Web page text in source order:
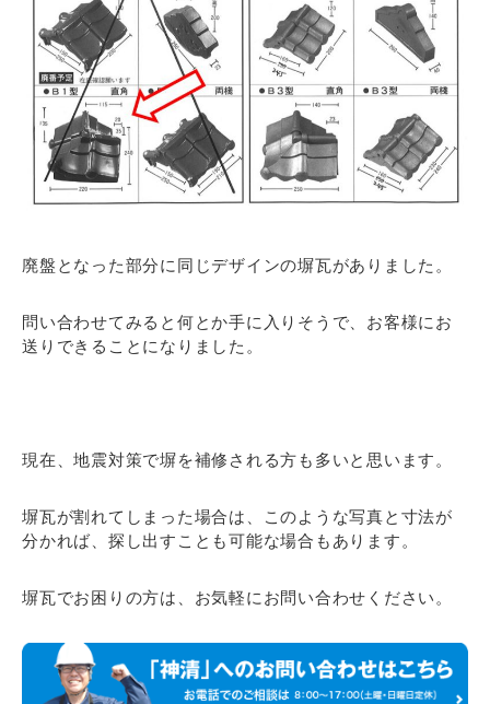
廃盤となった部分に同じデザインの塀瓦がありました。
問い合わせてみると何とか手に入りそうで、お客様にお
送りできることになりました。
現在、地震対策で塀を補修される方も多いと思います。
塀瓦が割れてしまった場合は、このような写真と寸法が
分かれば、探し出すことも可能な場合もあります。
塀瓦でお困りの方は、お気軽にお問い合わせください。